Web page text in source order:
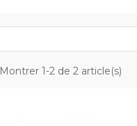
Montrer 1-2 de 2 article(s)